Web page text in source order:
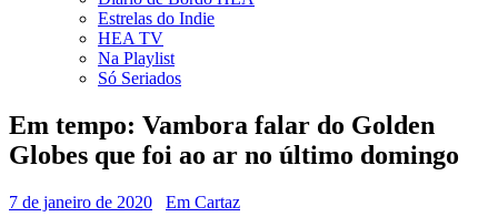
Estrelas do Indie
HEA TV
Na Playlist
Só Seriados
Em tempo: Vambora falar do Golden
Globes que foi ao ar no último domingo
7 de janeiro de 2020 Em Cartaz